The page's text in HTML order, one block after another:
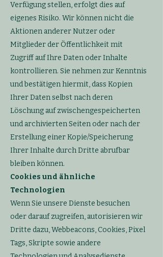
Verfügung stellen, erfolgt dies auf
eigenes Risiko. Wir können nicht die
Aktionen anderer Nutzer oder
Mitglieder der Öffentlichkeit mit
Zugriff auf Ihre Daten oder Inhalte
kontrollieren. Sie nehmen zur Kenntnis
und bestätigen hiermit, dass Kopien
Ihrer Daten selbst nach deren
Löschung auf zwischengespeicherten
und archivierten Seiten oder nach der
Erstellung einer Kopie/Speicherung
Ihrer Inhalte durch Dritte abrufbar
bleiben können.
Cookies und ähnliche
Technologien
Wenn Sie unsere Dienste besuchen
oder darauf zugreifen, autorisieren wir
Dritte dazu, Webbeacons, Cookies, Pixel
Tags, Skripte sowie andere